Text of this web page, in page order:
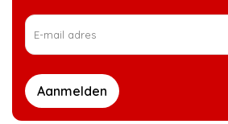
Aanmelden